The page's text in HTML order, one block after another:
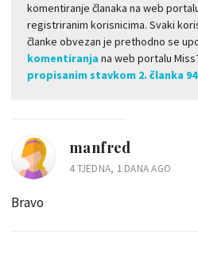
komentiranje članaka na web
registriranim korisnicima. Svaki
članke obvezan je prethodno se
komentiranja na web portalu
propisanim stavkom 2. članka
manfred
4 TJEDNA, 1 DANA AGO
Bravo